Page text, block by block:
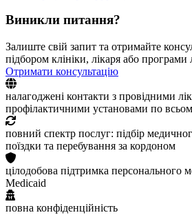
Виникли питання?
Залиште свій запит та отримайте
підбором клініки, лікаря або програми
Отримати консультацію
налагоджені контакти з провідними
профілактичними установами по
повний спектр послуг: підбір
поїздки та перебування за кордоном
цілодобова підтримка персонального
Medicaid
повна конфіденційність